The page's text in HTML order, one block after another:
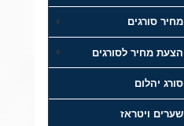
מחיר סורגים
הצעת מחיר לסורגים
סורג יהלום
שערים ויטראז